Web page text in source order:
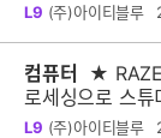
L9 (주)아이티블루
컴퓨터
★
로세싱으로 스
Bit DSP"
L9 (주)아이티블루